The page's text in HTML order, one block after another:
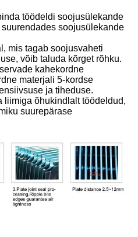
töödeldi soojusülekande
soojusülekande
mis tagab soojusvaheti
võib taluda kõrget rõhku.
kahekordne
materjali 5-kordse
ja tiheduse.
liimiga õhukindlalt töödeldud,
suurepärase